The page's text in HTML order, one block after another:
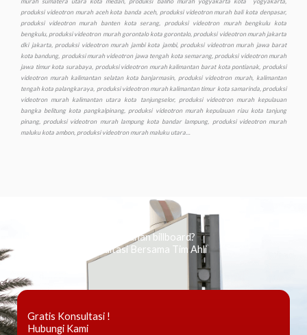
Ingin tahu tentang periklanan billboard?
Kami Berikan Konsultasi Bersama Tim Ahli
Gratis Konsultasi !
Hubungi Kami